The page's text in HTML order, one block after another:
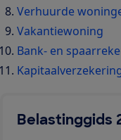
Verhuurde
Vakantiewoning
Bank- en
Belastinggids